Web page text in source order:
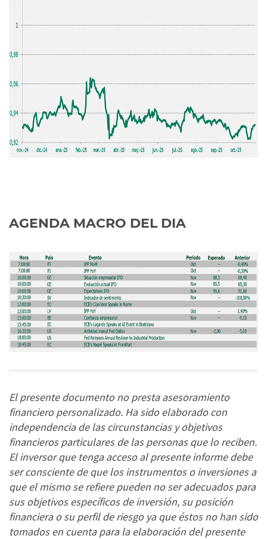
AGENDA MACRO DEL DIA
El presente documento no presta asesoramiento
financiero personalizado. Ha sido elaborado con
independencia de las circunstancias y objetivos
financieros particulares de las personas que lo reciben.
El inversor que tenga acceso al presente informe debe
ser consciente de que los instrumentos o inversiones a
que el mismo se refiere pueden no ser adecuados para
sus objetivos específicos de inversión, su posición
financiera o su perfil de riesgo ya que éstos no han sido
tomados en cuenta para la elaboración del presente